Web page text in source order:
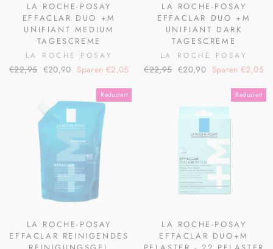
LA ROCHE-POSAY
EFFACLAR DUO +M
UNIFIANT MEDIUM
TAGESCREME
LA ROCHE POSAY
Normaler
€22,95 Sonderpreis
€20,90 Sparen €2,05
LA ROCHE-POSAY
EFFACLAR DUO +M
UNIFIANT DARK
TAGESCREME
LA ROCHE POSAY
Normaler
€22,95 Sonderpreis
€20,90 Sparen €2,05
Reduziert
LA ROCHE-POSAY
EFFACLAR REINIGENDES
Reduziert
LA ROCHE-POSAY
EFFACLAR DUO+M